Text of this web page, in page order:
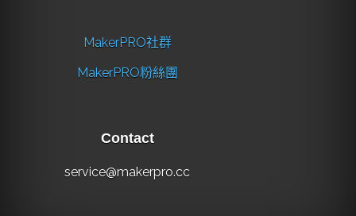
MakerPRO社群
MakerPRO粉絲團
Contact
service@makerpro.cc